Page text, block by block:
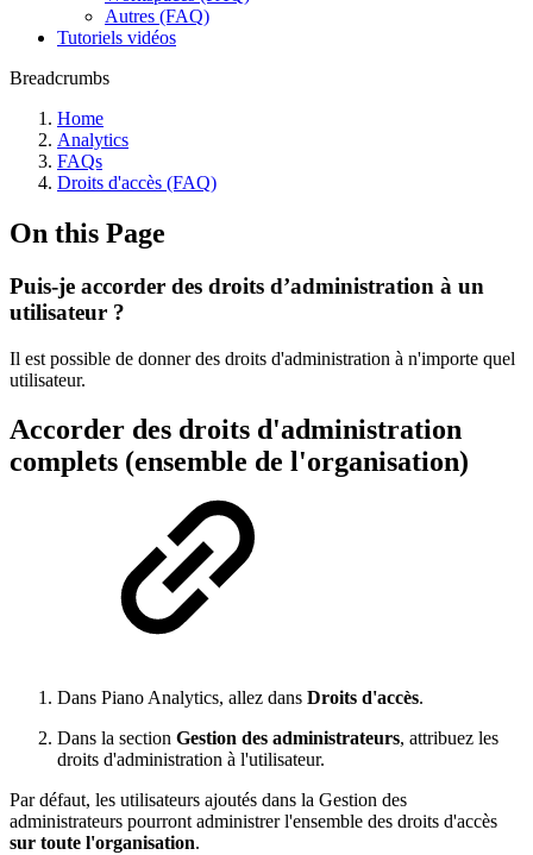
Autres (FAQ)
Tutoriels vidéos
Breadcrumbs
Home
Analytics
FAQs
Droits d'accès (FAQ)
On this Page
Puis-je accorder des droits d’administration à un
utilisateur ?
Il est possible de donner des droits d'administration à n'importe quel
utilisateur.
Accorder des droits d'administration
complets (ensemble de l'organisation)
Dans Piano Analytics, allez dans Droits d'accès.
Dans la section Gestion des administrateurs, attribuez les
droits d'administration à l'utilisateur.
Par défaut, les utilisateurs ajoutés dans la Gestion des
administrateurs pourront administrer l'ensemble des droits d'accès
sur toute l'organisation.